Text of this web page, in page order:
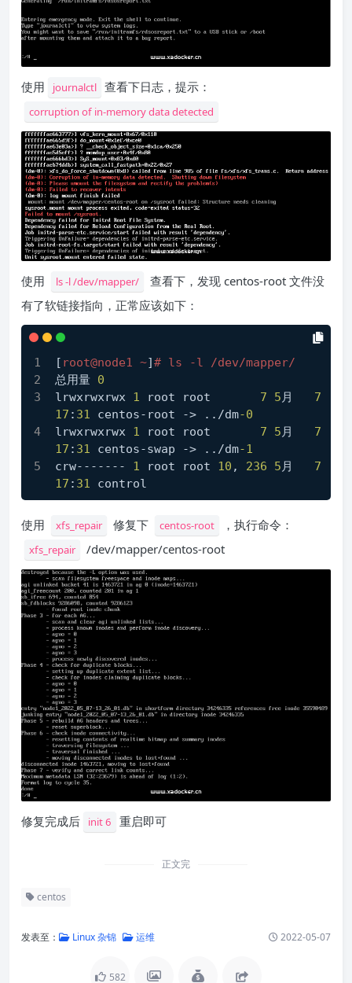
使用 journalctl 查看下日志，提示：
corruption of in-memory data detected
使用 ls -l /dev/mapper/
查看下，发现 centos-root 文件没
有了软链接指向，正常应该如下：
[ root@node1 ~]# ls -l /dev/mapper/
总用量 0
lrwxrwxrwx 1 root root 7 5月 7
17 : 31 centos-root -> ../dm-0
lrwxrwxrwx 1 root root 7 5月 7
17 : 31 centos-swap -> ../dm-1
crw------- 1 root root 10 , 236 5月 7
17 : 31 control
使用 xfs_repair 修复下 centos-root ，执行命令：
xfs_repair /dev/mapper/centos-root
修复完成后 init 6 重启即可
正文完
centos
发表至： Linux 杂锦 运维 2022-05-07
582